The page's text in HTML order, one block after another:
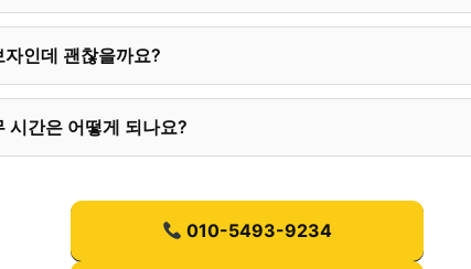
자인데 괜찮을까요?
시간은 어떻게 되나요?
010-5493-9234